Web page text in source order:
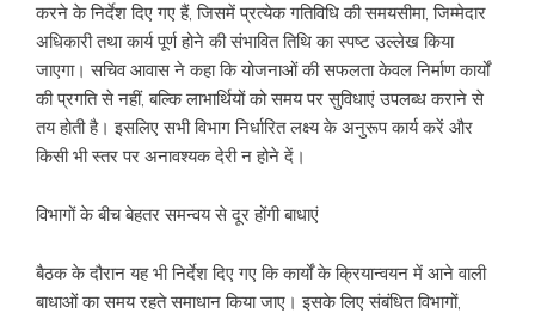
करने के निर्देश दिए गए हैं, जिसमें प्रत्येक गतिविधि की समयसीमा, जिम्मेदार
अधिकारी तथा कार्य पूर्ण होने की संभावित तिथि का स्पष्ट उल्लेख किया
जाएगा। सचिव आवास ने कहा कि योजनाओं की सफलता केवल निर्माण कार्यों
की प्रगति से नहीं, बल्कि लाभार्थियों को समय पर सुविधाएं उपलब्ध कराने से
तय होती है। इसलिए सभी विभाग निर्धारित लक्ष्य के अनुरूप कार्य करें और
किसी भी स्तर पर अनावश्यक देरी न होने दें।
विभागों के बीच बेहतर समन्वय से दूर होंगी बाधाएं
बैठक के दौरान यह भी निर्देश दिए गए कि कार्यों के क्रियान्वयन में आने वाली
बाधाओं का समय रहते समाधान किया जाए। इसके लिए संबंधित विभागों,